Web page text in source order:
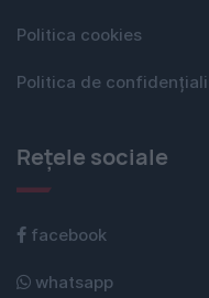
Politica cookies
Politica de
Rețele sociale
facebook
whatsapp